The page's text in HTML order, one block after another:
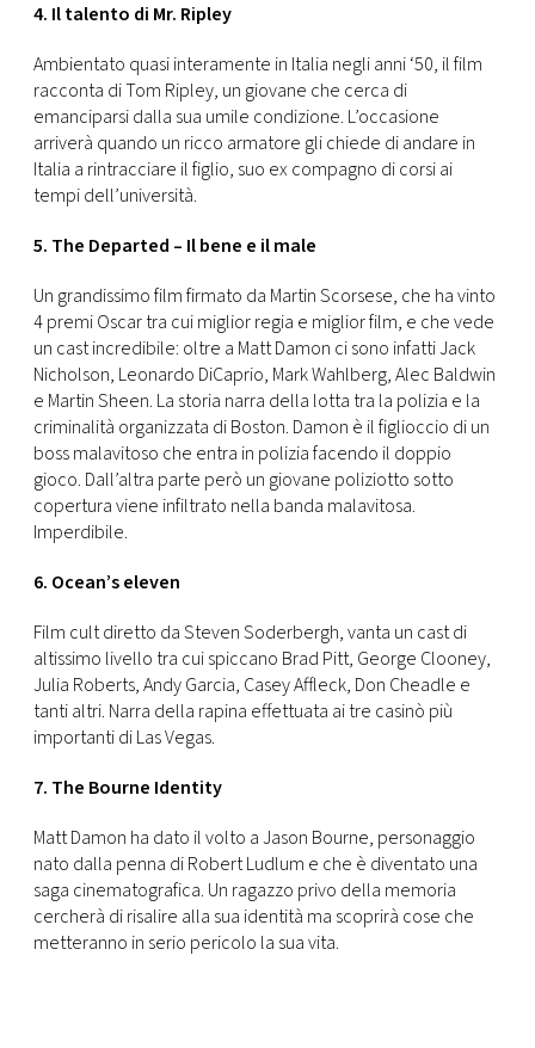
4. Il talento di Mr. Ripley
Ambientato quasi interamente in Italia negli anni ‘50, il film
racconta di Tom Ripley, un giovane che cerca di
emanciparsi dalla sua umile condizione. L’occasione
arriverà quando un ricco armatore gli chiede di andare in
Italia a rintracciare il figlio, suo ex compagno di corsi ai
tempi dell’università.
5. The Departed – Il bene e il male
Un grandissimo film firmato da Martin Scorsese, che ha vinto
4 premi Oscar tra cui miglior regia e miglior film, e che vede
un cast incredibile: oltre a Matt Damon ci sono infatti Jack
Nicholson, Leonardo DiCaprio, Mark Wahlberg, Alec Baldwin
e Martin Sheen. La storia narra della lotta tra la polizia e la
criminalità organizzata di Boston. Damon è il figlioccio di un
boss malavitoso che entra in polizia facendo il doppio
gioco. Dall’altra parte però un giovane poliziotto sotto
copertura viene infiltrato nella banda malavitosa.
Imperdibile.
6. Ocean’s eleven
Film cult diretto da Steven Soderbergh, vanta un cast di
altissimo livello tra cui spiccano Brad Pitt, George Clooney,
Julia Roberts, Andy Garcia, Casey Affleck, Don Cheadle e
tanti altri. Narra della rapina effettuata ai tre casinò più
importanti di Las Vegas.
7. The Bourne Identity
Matt Damon ha dato il volto a Jason Bourne, personaggio
nato dalla penna di Robert Ludlum e che è diventato una
saga cinematografica. Un ragazzo privo della memoria
cercherà di risalire alla sua identità ma scoprirà cose che
metteranno in serio pericolo la sua vita.